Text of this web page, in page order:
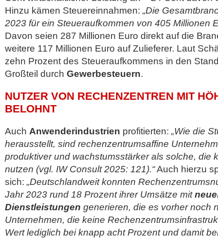
Hinzu kämen Steuereinnahmen: „Die
2023 für ein Steueraufkommen von 405 Millionen
Davon seien 287 Millionen Euro direkt auf die
weitere 117 Millionen Euro auf Zulieferer. Laut
zehn Prozent des Steueraufkommens in den
Großteil durch Gewerbesteuern.
NUTZER VON RECHENZENTREN MIT
BELOHNT
Auch Anwenderindustrien profitierten: „Wie die
herausstellt, sind rechenzentrumsaffine
produktiver und wachstumsstärker als solche, die
nutzen (vgl. IW Consult 2025: 121).“Auch hierzu
sich: „Deutschlandweit konnten
Jahr 2023 rund 18 Prozent ihrer Umsätze mit
Dienstleistungen generieren, die es vorher noch
Unternehmen, die keine
Wert lediglich bei knapp acht Prozent und damit